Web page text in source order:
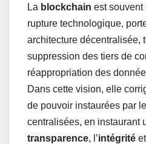
La blockchain est souvent
rupture technologique,
architecture décentralisée,
suppression des tiers de
réappropriation des
Dans cette vision, elle
de pouvoir instaurées par
centralisées, en instaurant
transparence, l’intégrité